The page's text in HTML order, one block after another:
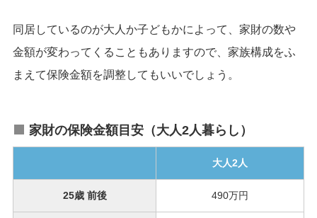
同居しているのが大人か子どもかによって、家財の数や
金額が変わってくることもありますので、家族構成をふ
まえて保険金額を調整してもいいでしょう。
家財の保険金額目安（大人2人暮らし）
大人2人
25歳 前後 490万円